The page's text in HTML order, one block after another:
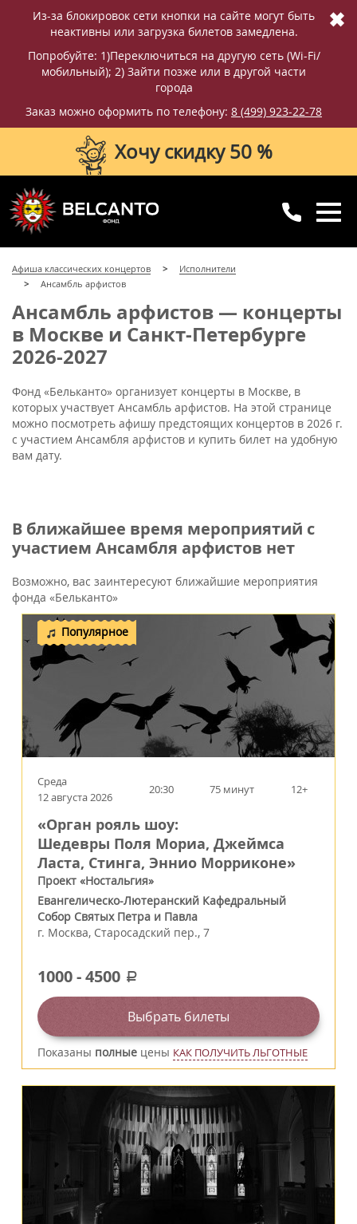
Из-за блокировок сети кнопки на сайте могут быть
неактивны или загрузка билетов замедлена.
Попробуйте: 1)Переключиться на другую сеть (Wi-Fi/
мобильный); 2) Зайти позже или в другой части
города
Заказ можно оформить по телефону: 8 (499) 923-22-78
✖
Хочу скидку 50 %
8 (499) 923-22-78
с 10:00 до 20:00
Афиша классических концертов
Исполнители
Ансамбль арфистов
Ансамбль арфистов — концерты
в Москве и Санкт-Петербурге
2026-2027
Фонд «Бельканто» организует концерты в Москве, в
которых участвует Ансамбль арфистов. На этой странице
можно посмотреть афишу предстоящих концертов в 2026 г.
с участием Ансамбля арфистов и купить билет на удобную
вам дату.
В ближайшее время мероприятий с
участием Ансамбля арфистов нет
Возможно, вас заинтересуют ближайшие мероприятия
фонда «Бельканто»
Популярное
Среда
12 августа 2026
20:30 75 минут 12+
«Орган рояль шоу:
Шедевры Поля Мориа, Джеймса
Ласта, Стинга, Эннио Морриконе»
Проект «Ностальгия»
Евангелическо-Лютеранский Кафедральный
Собор Святых Петра и Павла
г. Москва, Старосадский пер., 7
1000-4500 a
Выбрать билеты
Показаны полные цены КАК ПОЛУЧИТЬ ЛЬГОТНЫЕ